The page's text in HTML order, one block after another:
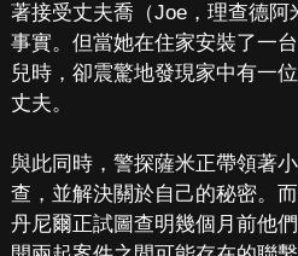
著接受丈夫喬（Joe，理查德
事實。但當她在住家安裝了一
兒時，卻震驚地發現家中有一
丈夫。
與此同時，警探薩米正帶領著
查，並解決關於自己的秘密。
丹尼爾正試圖查明幾個月前他